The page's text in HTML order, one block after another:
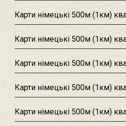
Карти німецькі 500м (1км)
Карти німецькі 500м (1км)
Карти німецькі 500м (1км)
Карти німецькі 500м (1км)
Карти німецькі 500м (1км)